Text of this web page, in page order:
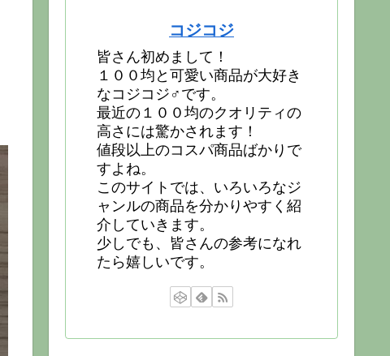
コジコジ
皆さん初めまして！
１００均と可愛い商品が大好き
なコジコジ♂です。
最近の１００均のクオリティの
高さには驚かされます！
値段以上のコスパ商品ばかりで
すよね。
このサイトでは、いろいろなジ
ャンルの商品を分かりやすく紹
介していきます。
少しでも、皆さんの参考になれ
たら嬉しいです。